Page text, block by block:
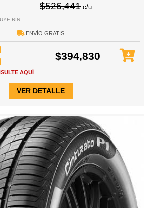
$526,441 c/u
RIN
ENVÍO GRATIS
$394,830
AQUÍ
VER DETALLE